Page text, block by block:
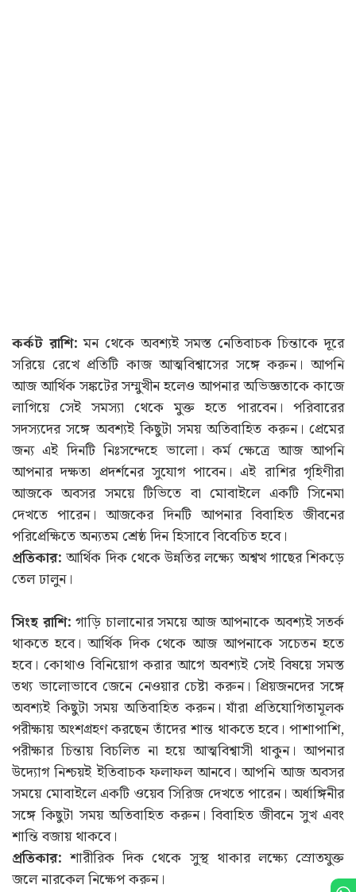
কর্কট রাশি: মন থেকে অবশ্যই সমস্ত নেতিবাচক চিন্তাকে দূরে
সরিয়ে রেখে প্রতিটি কাজ আত্মবিশ্বাসের সঙ্গে করুন। আপনি
আজ আর্থিক সঙ্কটের সম্মুখীন হলেও আপনার অভিজ্ঞতাকে কাজে
লাগিয়ে সেই সমস্যা থেকে মুক্ত হতে পারবেন। পরিবারের
সদস্যদের সঙ্গে অবশ্যই কিছুটা সময় অতিবাহিত করুন। প্রেমের
জন্য এই দিনটি নিঃসন্দেহে ভালো। কর্ম ক্ষেত্রে আজ আপনি
আপনার দক্ষতা প্রদর্শনের সুযোগ পাবেন। এই রাশির গৃহিণীরা
আজকে অবসর সময়ে টিভিতে বা মোবাইলে একটি সিনেমা
দেখতে পারেন। আজকের দিনটি আপনার বিবাহিত জীবনের
পরিপ্রেক্ষিতে অন্যতম শ্রেষ্ঠ দিন হিসাবে বিবেচিত হবে।
প্রতিকার: আর্থিক দিক থেকে উন্নতির লক্ষ্যে অশ্বত্থ গাছের শিকড়ে
তেল ঢালুন।
সিংহ রাশি: গাড়ি চালানোর সময়ে আজ আপনাকে অবশ্যই সতর্ক
থাকতে হবে। আর্থিক দিক থেকে আজ আপনাকে সচেতন হতে
হবে। কোথাও বিনিয়োগ করার আগে অবশ্যই সেই বিষয়ে সমস্ত
তথ্য ভালোভাবে জেনে নেওয়ার চেষ্টা করুন। প্রিয়জনদের সঙ্গে
অবশ্যই কিছুটা সময় অতিবাহিত করুন। যাঁরা প্রতিযোগিতামূলক
পরীক্ষায় অংশগ্রহণ করছেন তাঁদের শান্ত থাকতে হবে। পাশাপাশি,
পরীক্ষার চিন্তায় বিচলিত না হয়ে আত্মবিশ্বাসী থাকুন। আপনার
উদ্যোগ নিশ্চয়ই ইতিবাচক ফলাফল আনবে। আপনি আজ অবসর
সময়ে মোবাইলে একটি ওয়েব সিরিজ দেখতে পারেন। অর্ধাঙ্গিনীর
সঙ্গে কিছুটা সময় অতিবাহিত করুন। বিবাহিত জীবনে সুখ এবং
শান্তি বজায় থাকবে।
প্রতিকার: শারীরিক দিক থেকে সুস্থ থাকার লক্ষ্যে স্রোতযুক্ত
জলে নারকেল নিক্ষেপ করুন।